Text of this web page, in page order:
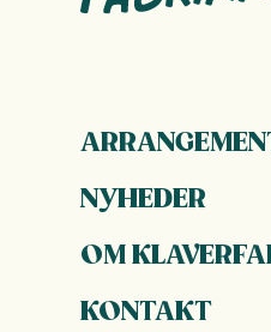
NYHEDER
OM
KONTAKT